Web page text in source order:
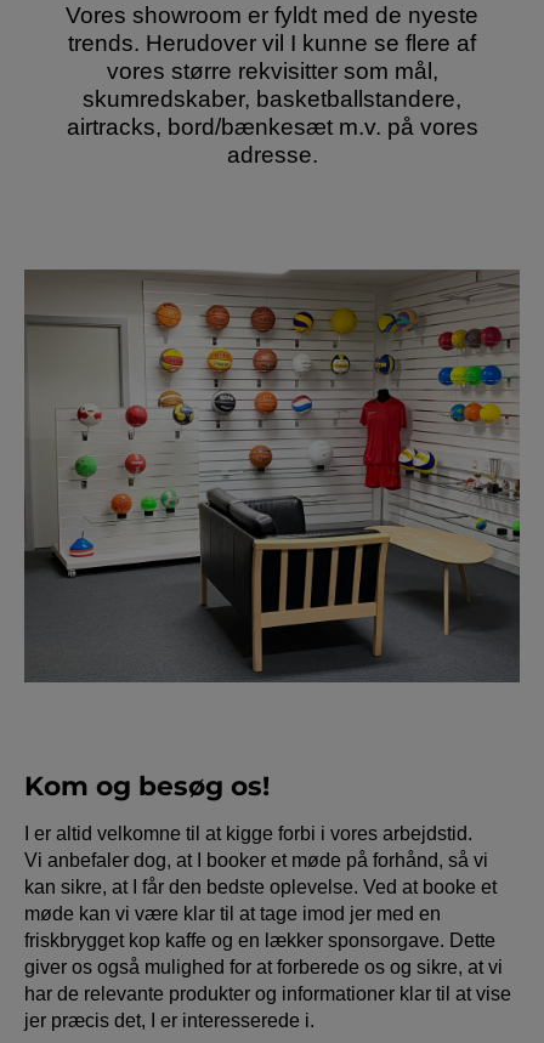
Vores showroom er fyldt med de nyeste
trends. Herudover vil I kunne se flere af
vores større rekvisitter som mål,
skumredskaber, basketballstandere,
airtracks, bord/bænkesæt m.v. på vores
adresse.
Kom og besøg os!
I er altid velkomne til at kigge forbi i vores arbejdstid.
Vi anbefaler dog, at I booker et møde på forhånd, så vi
kan sikre, at I får den bedste oplevelse. Ved at booke et
møde kan vi være klar til at tage imod jer med en
friskbrygget kop kaffe og en lækker sponsorgave. Dette
giver os også mulighed for at forberede os og sikre, at vi
har de relevante produkter og informationer klar til at vise
jer præcis det, I er interesserede i.